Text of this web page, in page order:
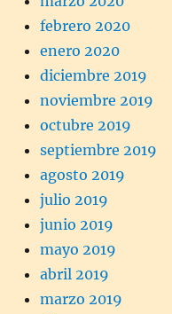
febrero 2020
enero 2020
diciembre 2019
noviembre 2019
octubre 2019
septiembre 2019
agosto 2019
julio 2019
junio 2019
mayo 2019
abril 2019
marzo 2019